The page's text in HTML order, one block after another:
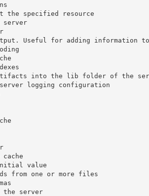
the specified resource
server
Useful for adding information
into the lib folder of the
logging configuration
cache
value
from one or more files
the server